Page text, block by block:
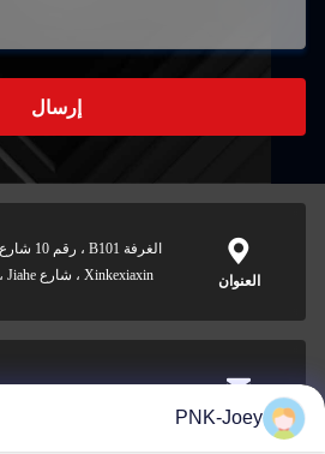
إرسال
العنوان
Xinkexiaxin ، شارع Jiahe ، منطقة Baiyun ، قوانغتشو
البريد
xianzhihao@gzxingchao.infoPNK-Joey